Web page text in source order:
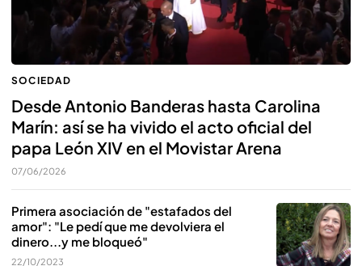
SOCIEDAD
Desde Antonio Banderas hasta Carolina
Marín: así se ha vivido el acto oficial del
papa León XIV en el Movistar Arena
07/06/2026
Primera asociación de "estafados del
amor": "Le pedí que me devolviera el
dinero...y me bloqueó"
22/10/2023